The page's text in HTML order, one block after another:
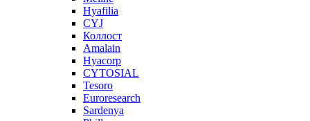
Hyafilia
CYJ
Коллост
Amalain
Hyacorp
CYTOSIAL
Tesoro
Euroresearch
Sardenya